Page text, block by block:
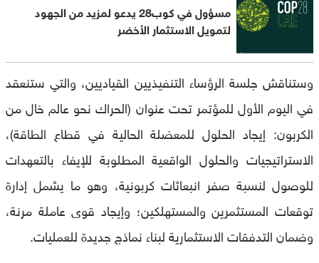
مسؤول في كوب28 يدعو لمزيد من الجهود
لتمويل الاستثمار الأخضر
وستناقش جلسة الرؤساء التنفيذيين القياديين، والتي ستنعقد
في اليوم الأول للمؤتمر تحت عنوان (الحراك نحو عالم خال من
الكربون: إيجاد الحلول للمعضلة الحالية في قطاع الطاقة)،
الاستراتيجيات والحلول الواقعية المطلوبة للإيفاء بالتعهدات
للوصول لنسبة صفر انبعاثات كربونية، وهو ما يشمل إدارة
توقعات المستثمرين والمستهلكين؛ وإيجاد قوى عاملة مرنة،
وضمان التدفقات الاستثمارية لبناء نماذج جديدة للعمليات.